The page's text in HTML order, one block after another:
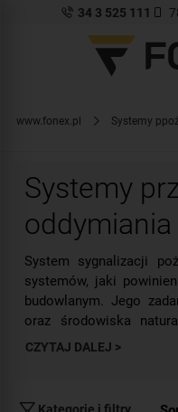
34 3 525 111
www.fonex.pl Systemy
Systemy
oddymiania
System sygnalizacji
systemów, jaki
budowlanym. Jego
oraz środowiska
szerszemu
przed samym
CZYTAJ DALEJ >